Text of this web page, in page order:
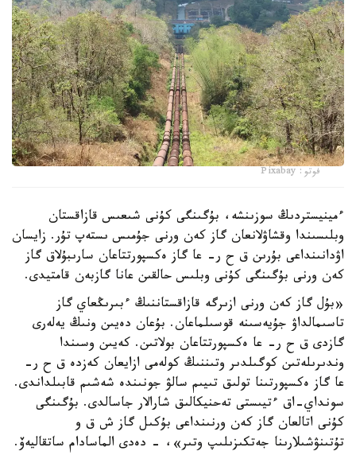
فوتو: Pixabay
ءمينيستردىڭ سوزىنشە، بۇگىنگى كۇنى شىعىس قازاقستان
وبلىسىندا وقشاۋلانعان گاز كەن ورنى جۇمىس ىستەپ تۇر. زايسان
اۋدانىنداعى بۇرىن ق ح ر- عا گاز ەكسپورتتاعان سارىبۇلاق گاز
كەن ورنى بۇگىنگى كۇنى وبلىس حالقىن عانا گازبەن قامتيدى.
«بۇل گاز كەن ورنى ازىرگە قازاقستاننىڭ ءبىرىڭعاي گاز
تاسىمالداۋ جۇيەسىنە قوسىلماعان. بۇعان دەيىن ونىڭ يەلەرى
گازدى ق ح ر- عا ەكسپورتتاعان بولاتىن. كەيىن وسىندا
وندىرىلەتىن كوگىلدىر وتىننىڭ كولەمى ازايعان كەزدە ق ح ر-
عا گاز ەكسپورتىنا تولىق تىيىم سالۋ جونىندە شەشىم قابىلداندى.
سونداي-اق ءتيىستى تەحنيكالىق شارالار جاسالدى. بۇگىنگى
كۇنى اتالعان گاز كەن ورنىنداعى بۇكىل گاز ش ق و
تۇتىنۋشىلارىنا جەتكىزىلىپ وتىر»، - دەدى الماسادام ساتقاليەۆ.